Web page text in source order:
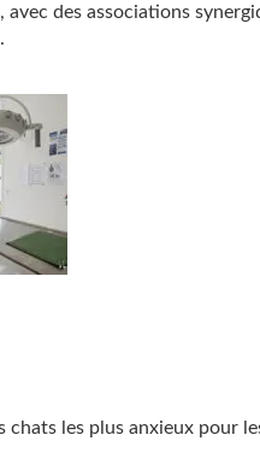
avec des associations
chats les plus anxieux pour